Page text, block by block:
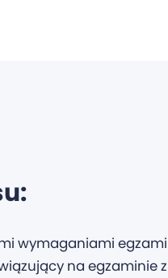
wymaganiami
na egzaminie